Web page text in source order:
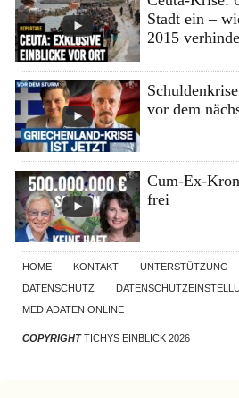
Stadt ein –
2015
vor dem
Cum-Ex-
frei
HOME KONTAKT UNTERSTÜTZUNG
DATENSCHUTZ
MEDIADATEN ONLINE
COPYRIGHTTICHYS EINBLICK 2026